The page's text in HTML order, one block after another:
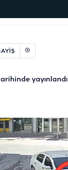
yayınlandı